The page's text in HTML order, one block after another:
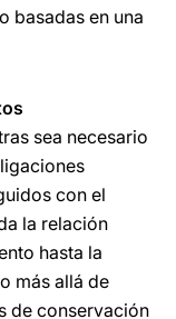
basadas en una
sea necesario
con el
la relación
hasta la
más allá de
de conservación